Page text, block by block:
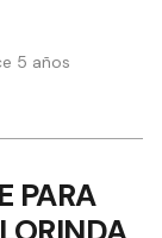
5 años
PARA